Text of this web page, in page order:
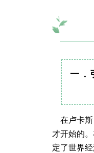
一．
在卢卡斯
才开始的
定了世界